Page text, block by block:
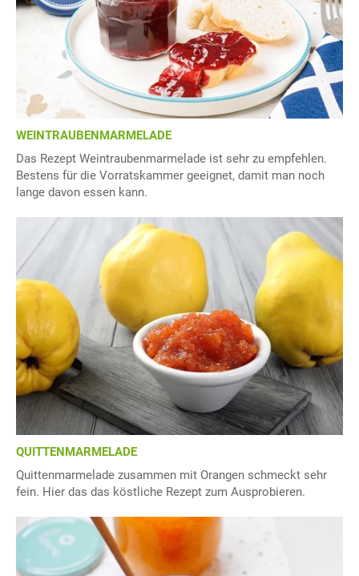
WEINTRAUBENMARMELADE
Das Rezept Weintraubenmarmelade ist sehr zu empfehlen.
Bestens für die Vorratskammer geeignet, damit man noch
lange davon essen kann.
QUITTENMARMELADE
Quittenmarmelade zusammen mit Orangen schmeckt sehr
fein. Hier das das köstliche Rezept zum Ausprobieren.